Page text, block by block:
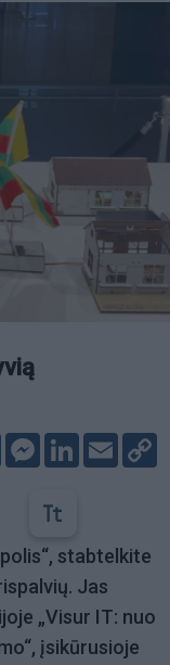
FacebookMessenger
LinkedIn
Email
stabtelkite
Jas
„Visur IT: nuo
įsikūrusioje